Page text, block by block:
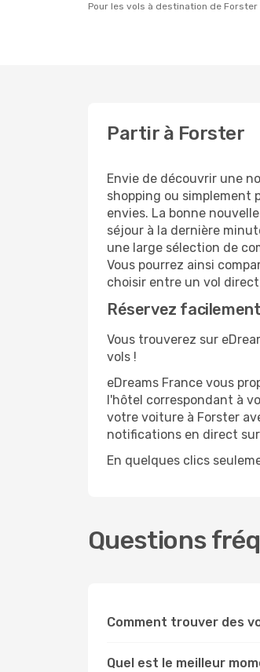
Pour les vols à destination de Forster
Partir à Forster
Envie de découvrir une
shopping ou simplement
envies. La bonne
séjour à la dernière
une large sélection de
Vous pourrez ainsi
choisir entre un vol
Réservez
Vous trouverez sur
vols !
eDreams France vous
l'hôtel correspondant à
votre voiture à Forster
notifications en direct
En quelques clics
Questions
Comment trouver des
Quel est le meilleur